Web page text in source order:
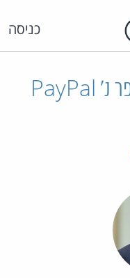
כניסה
ת"צ 39292-04-13 קלינגהופר נ' PayPal